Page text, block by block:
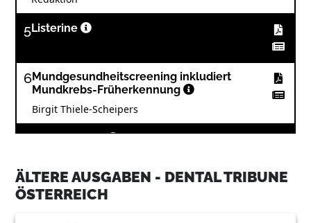
5Listerine
6Mundgesundheitscreening inkludiert
Mundkrebs-Früherkennung
Birgit Thiele-Scheipers
10Ein voller Erfolg
ÄLTERE AUSGABEN - DENTAL TRIBUNE
ÖSTERREICH